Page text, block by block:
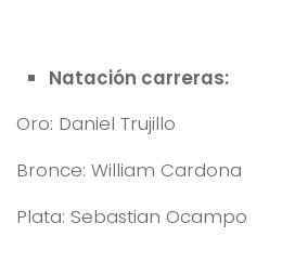
Natación carreras:
Oro: Daniel Trujillo
Bronce: William Cardona
Plata: Sebastian Ocampo